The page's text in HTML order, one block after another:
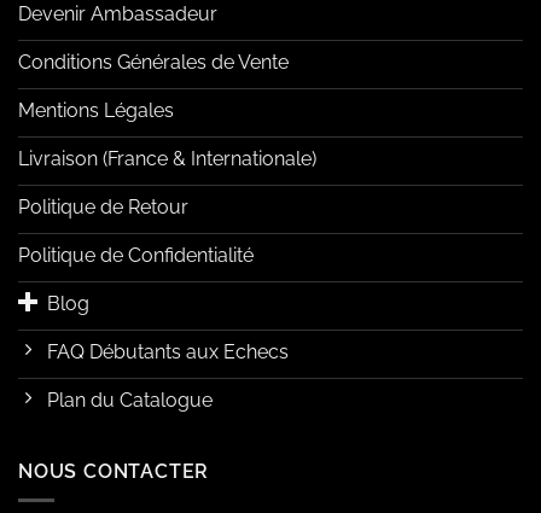
Devenir Ambassadeur
Conditions Générales de Vente
Mentions Légales
Livraison (France & Internationale)
Politique de Retour
Politique de Confidentialité
Blog
FAQ Débutants aux Echecs
Plan du Catalogue
NOUS CONTACTER